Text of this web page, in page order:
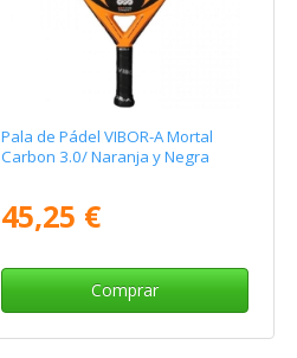
Pala de Pádel VIBOR-A Mortal
Carbon 3.0/ Naranja y Negra
45,25 €
Comprar